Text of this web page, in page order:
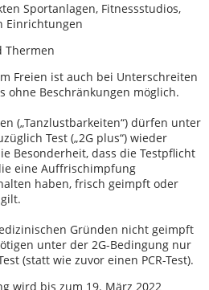
Sportanlagen, Fitnessstudios,
Einrichtungen
Thermen
Freien ist auch bei Unterschreiten
ohne Beschränkungen möglich.
(„Tanzlustbarkeiten“) dürfen unter
Test („2G plus“) wieder
Besonderheit, dass die Testpflicht
eine Auffrischimpfung
haben, frisch geimpft oder
Gründen nicht geimpft
unter der 2G-Bedingung nur
(statt wie zuvor einen PCR-Test).
wird bis zum 19. März 2022